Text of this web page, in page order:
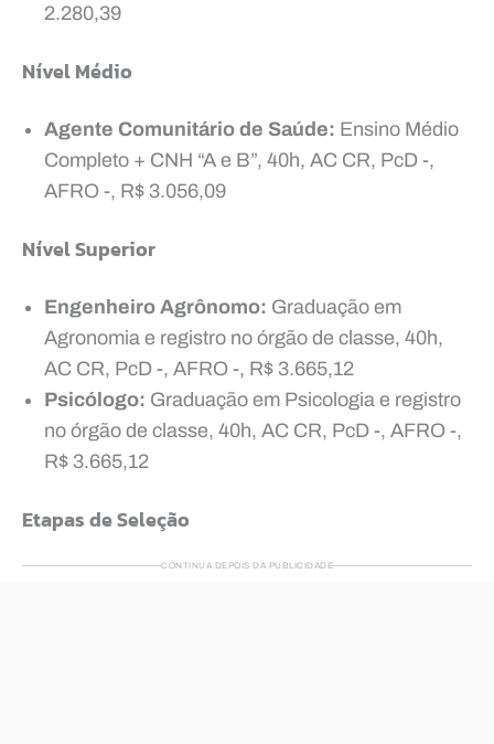
2.280,39
Nível Médio
Agente Comunitário de Saúde: Ensino Médio
Completo + CNH “A e B”, 40h, AC CR, PcD -,
AFRO -, R$ 3.056,09
Nível Superior
Engenheiro Agrônomo: Graduação em
Agronomia e registro no órgão de classe, 40h,
AC CR, PcD -, AFRO -, R$ 3.665,12
Psicólogo: Graduação em Psicologia e registro
no órgão de classe, 40h, AC CR, PcD -, AFRO -,
R$ 3.665,12
Etapas de Seleção
CONTINUA DEPOIS DA PUBLICIDADE